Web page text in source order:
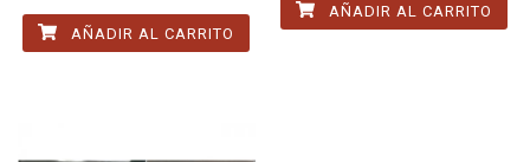
AÑADIR AL CARRITO
AÑADIR AL CARRITO